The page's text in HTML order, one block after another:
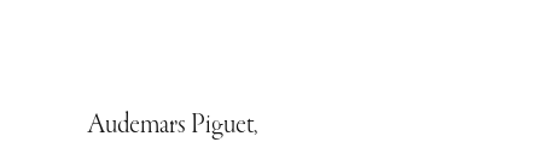
Audemars Piguet,